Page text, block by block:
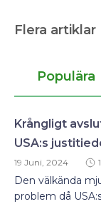
Flera artiklar
Populära
Krångligt
USA:s
19 Juni, 2024
Den välkända
problem då